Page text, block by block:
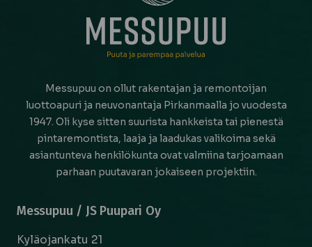
Messupuu on ollut rakentajan ja remontoijan
luottoapuri ja neuvonantaja Pirkanmaalla jo vuodesta
1947. Oli kyse sitten suurista hankkeista tai pienestä
pintaremontista, laaja ja laadukas valikoima sekä
asiantunteva henkilökunta ovat valmiina tarjoamaan
parhaan puutavaran jokaiseen projektiin.
Messupuu / JS Puupari Oy
Kyläojankatu 21